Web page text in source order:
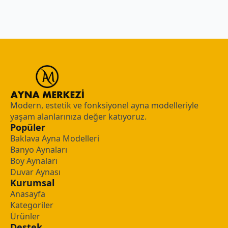
Modern, estetik ve fonksiyonel ayna modelleriyle
yaşam alanlarınıza değer katıyoruz.
Popüler
Baklava Ayna Modelleri
Banyo Aynaları
Boy Aynaları
Duvar Aynası
Kurumsal
Anasayfa
Kategoriler
Ürünler